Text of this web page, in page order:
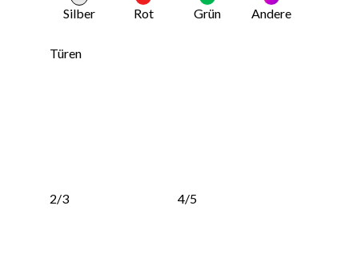
Silber Rot Grün Andere
Türen
2/3 4/5